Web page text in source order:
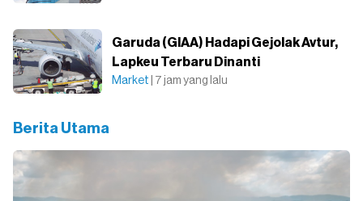
Garuda (GIAA) Hadapi Gejolak Avtur,
Lapkeu Terbaru Dinanti
Market | 7 jam yang lalu
Berita Utama